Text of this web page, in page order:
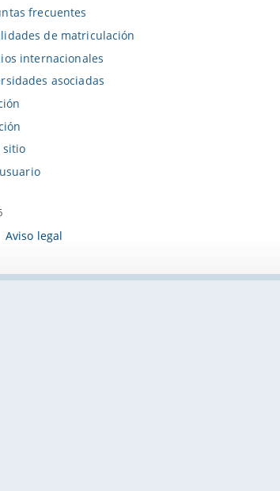
frecuentes
de matriculación
internacionales
asociadas
sitio
Aviso legal